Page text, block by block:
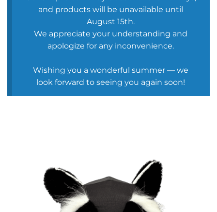
and products will be unavailable until
August 15th.
We appreciate your understanding and
apologize for any inconvenience.
Wishing you a wonderful summer — we
look forward to seeing you again soon!